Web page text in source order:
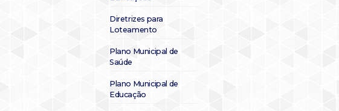
Diretrizes para
Loteamento
Plano Municipal de
Saúde
Plano Municipal de
Educação